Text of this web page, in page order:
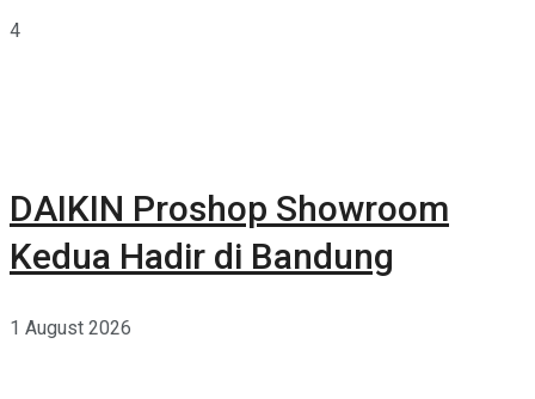
4
DAIKIN Proshop Showroom
Kedua Hadir di Bandung
1 August 2026